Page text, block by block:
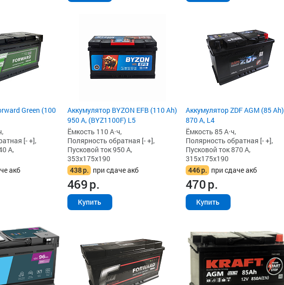
Green (100
[- +],
А,
акб
Аккумулятор BYZON EFB (110 Ah)
950 А, (BYZ1100F) L5
Ёмкость 110 А·ч,
Полярность обратная [- +],
Пусковой ток 950 А,
353x175x190
438р. при сдаче акб
469р.
Купить
Аккумулятор ZDF AGM (85 Ah)
870 А, L4
Ёмкость 85 А·ч,
Полярность обратная [- +],
Пусковой ток 870 А,
315x175x190
446р. при сдаче акб
470р.
Купить